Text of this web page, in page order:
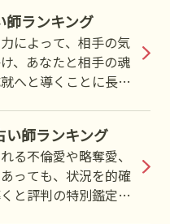
つトップランクの先
さい。
師ランキング
によって、相手の気
、あなたと相手の魂
へと導くことに長け
実力派の人気占い師
す。
い師ランキング
る不倫愛や略奪愛、
っても、状況を的確
と評判の特別鑑定を